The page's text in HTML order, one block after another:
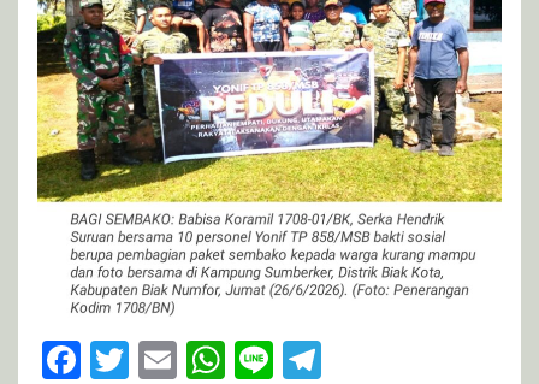
Facebook
Twitter
EmailWhatsApp
Line